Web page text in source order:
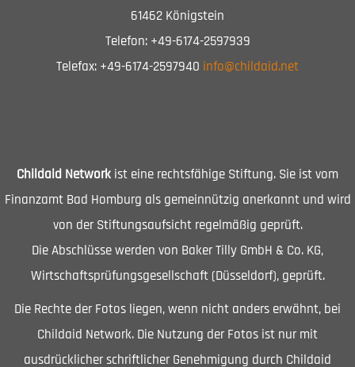
61462 Königstein
Telefon: +49-6174-2597939
Telefax: +49-6174-2597940 info@childaid.net
Childaid Network ist eine rechtsfähige Stiftung. Sie ist vom
Finanzamt Bad Homburg als gemeinnützig anerkannt und wird
von der Stiftungsaufsicht regelmäßig geprüft.
Die Abschlüsse werden von Baker Tilly GmbH & Co. KG,
Wirtschaftsprüfungsgesellschaft (Düsseldorf), geprüft.
Die Rechte der Fotos liegen, wenn nicht anders erwähnt, bei
Childaid Network. Die Nutzung der Fotos ist nur mit
ausdrücklicher schriftlicher Genehmigung durch Childaid